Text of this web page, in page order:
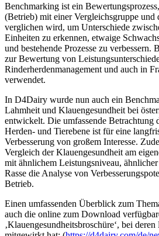
Benchmarking ist ein
(Betrieb) mit einer Vergleichsgruppe und
verglichen wird, um Unterschiede
Einheiten zu erkennen, etwaige
und bestehende Prozesse zu
zur Bewertung von
Rinderherdenmanagement und auch in
verwendet.
In D4Dairy wurde nun auch ein
Lahmheit und Klauengesundheit bei
entwickelt. Die umfassende Betrachtung
Herden- und Tierebene ist für eine
Verbesserung von großem Interesse.
Vergleich der Klauengesundheit am
mit ähnlichem Leistungsniveau,
Rasse die Analyse von
Betrieb.
Einen umfassenden Überblick zum
auch die online zum Download
‚Klauengesundheitsbroschüre‘, bei